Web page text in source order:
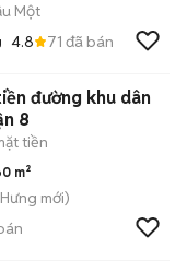
Một
4.8 71 đã bán
đường khu dân
8
tiền
m²
mới)